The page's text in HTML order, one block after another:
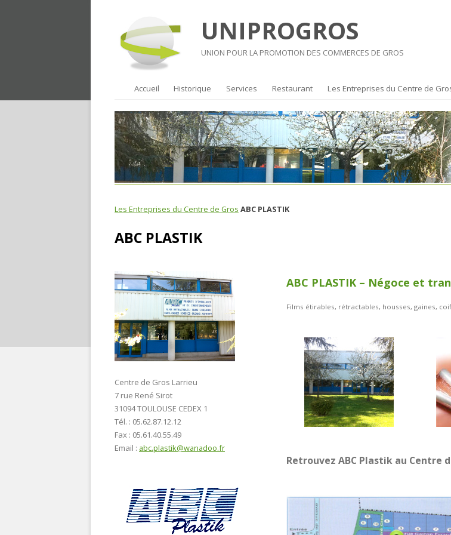
UNIPROGROS
UNION POUR LA PROMOTION DES COMMERCES DE GROS
Accueil Historique Services Restaurant Les Entreprises du Centre de
Les Entreprises du Centre de Gros ABC PLASTIK
ABC PLASTIK
ABC PLASTIK – Négoce et
Films étirables, rétractables, housses, gaines,
Retrouvez ABC Plastik au Centre
Centre de Gros Larrieu
7 rue René Sirot
31094 TOULOUSE CEDEX 1
Tél. : 05.62.87.12.12
Fax : 05.61.40.55.49
Email : abc.plastik@wanadoo.fr